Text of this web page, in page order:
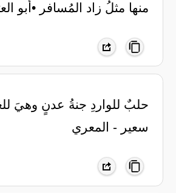
منها مثلُ زاد المُسافر ‏•أبو
‏حلبٌ للواردِ جنةُ عدنٍ ‏وهيَ
سعير ‏- المعري